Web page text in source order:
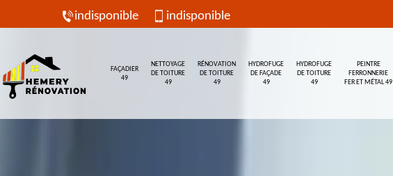
indisponible indisponible
FAÇADIER
49
NETTOYAGE
DE TOITURE
49
RÉNOVATION
DE TOITURE
49
HYDROFUGE
DE FAÇADE
49
HYDROFUGE
DE TOITURE
49
PEINTRE
FERRONNERIE
FER ET MÉTAL 49